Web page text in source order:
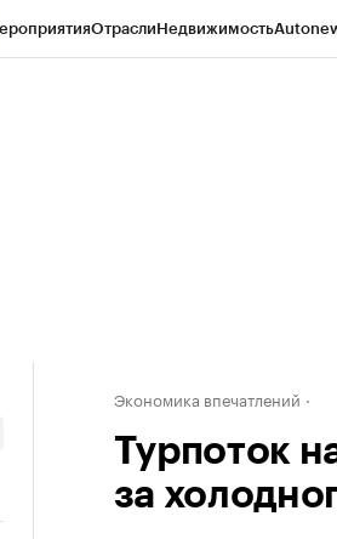
ОтраслиНедвижимость
Экономика впечатлений
Турпоток
за